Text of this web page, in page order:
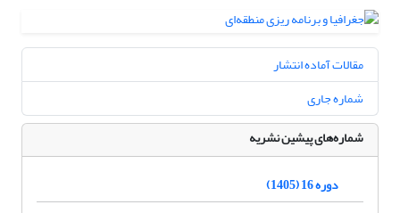
مقالات آماده انتشار
شماره جاری
شماره‌های پیشین نشریه
دوره 16 (1405)